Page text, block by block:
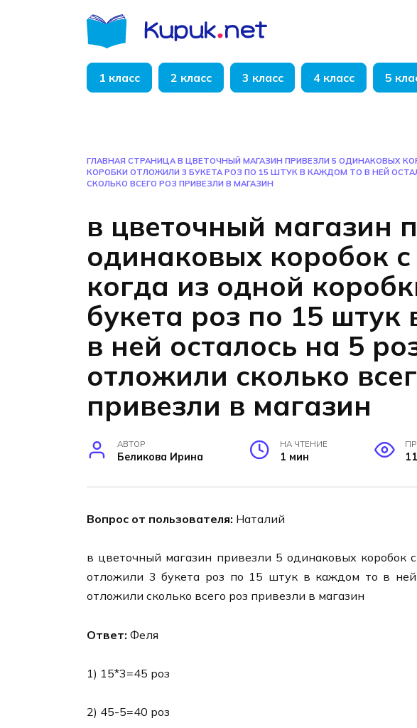
1 класс 2 класс 3 класс 4 класс 5
ГЛАВНАЯ СТРАНИЦА В ЦВЕТОЧНЫЙ МАГАЗИН ПРИВЕЗЛИ 5 ОДИНАКОВЫХ
КОРОБКИ ОТЛОЖИЛИ 3 БУКЕТА РОЗ ПО 15 ШТУК В КАЖДОМ ТО В НЕЙ
СКОЛЬКО ВСЕГО РОЗ ПРИВЕЗЛИ В МАГАЗИН
в цветочный магазин
одинаковых коробок
когда из одной
букета роз по 15
в ней осталось на 5
отложили сколько
привезли в магазин
АВТОР
Беликова Ирина
НА ЧТЕНИЕ
1 мин 11
Вопрос от пользователя: Наталий
в цветочный магазин привезли 5 одинаковых коробок
отложили 3 букета роз по 15 штук в каждом то в
отложили сколько всего роз привезли в магазин
Ответ: Феля
1) 15*3=45 роз
2) 45-5=40 роз